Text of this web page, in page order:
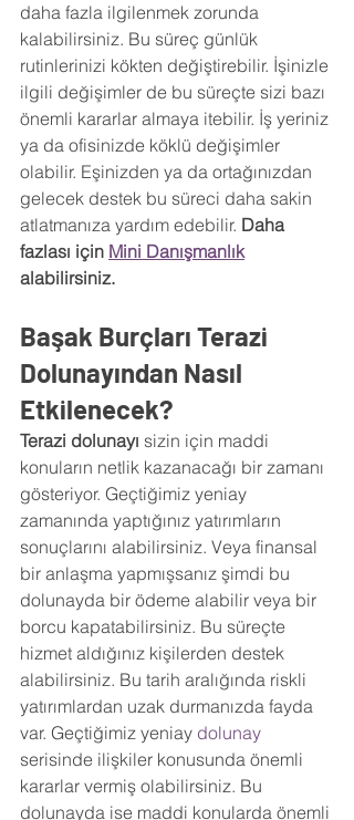
daha fazla ilgilenmek zorunda
kalabilirsiniz. Bu süreç günlük
rutinlerinizi kökten değiştirebilir. İşinizle
ilgili değişimler de bu süreçte sizi bazı
önemli kararlar almaya itebilir. İş yeriniz
ya da ofisinizde köklü değişimler
olabilir. Eşinizden ya da ortağınızdan
gelecek destek bu süreci daha sakin
atlatmanıza yardım edebilir. Daha
fazlası için Mini Danışmanlık
alabilirsiniz.
Başak Burçları Terazi
Dolunayından Nasıl
Etkilenecek?
Terazi dolunayı sizin için maddi
konuların netlik kazanacağı bir zamanı
gösteriyor. Geçtiğimiz yeniay
zamanında yaptığınız yatırımların
sonuçlarını alabilirsiniz. Veya finansal
bir anlaşma yapmışsanız şimdi bu
dolunayda bir ödeme alabilir veya bir
borcu kapatabilirsiniz. Bu süreçte
hizmet aldığınız kişilerden destek
alabilirsiniz. Bu tarih aralığında riskli
yatırımlardan uzak durmanızda fayda
var. Geçtiğimiz yeniay dolunay
serisinde ilişkiler konusunda önemli
kararlar vermiş olabilirsiniz. Bu
dolunayda ise maddi konularda önemli